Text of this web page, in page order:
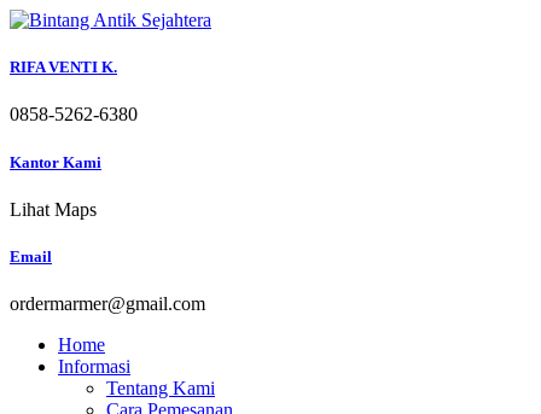
Skip
content
RIFA VENTI K.
0858-5262-6380
Kantor Kami
Lihat Maps
Email
ordermarmer@gmail.com
Home
Informasi
Tentang Kami
Cara Pemesanan